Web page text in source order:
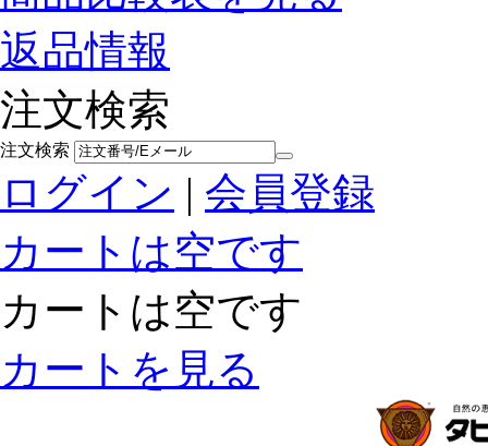
返品情報
注文検索
注文検索
ログイン | 会員登録
カートは空です
カートは空です
カートを見る